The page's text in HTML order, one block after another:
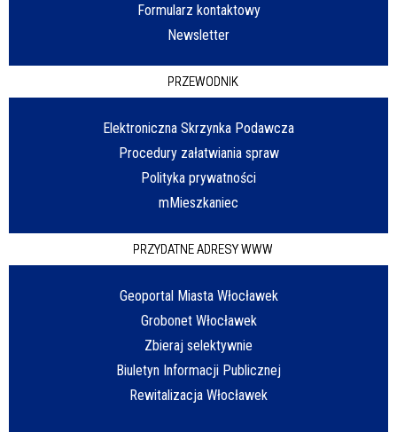
Formularz kontaktowy
Newsletter
PRZEWODNIK
Elektroniczna Skrzynka Podawcza
Procedury załatwiania spraw
Polityka prywatności
mMieszkaniec
PRZYDATNE ADRESY WWW
Geoportal Miasta Włocławek
Grobonet Włocławek
Zbieraj selektywnie
Biuletyn Informacji Publicznej
Rewitalizacja Włocławek